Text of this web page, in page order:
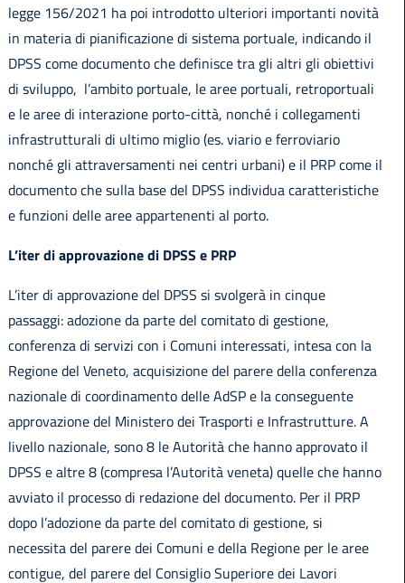
legge 156/2021 ha poi introdotto ulteriori importanti novità
in materia di pianificazione di sistema portuale, indicando il
DPSS come documento che definisce tra gli altri gli obiettivi
di sviluppo, l’ambito portuale, le aree portuali, retroportuali
e le aree di interazione porto-città, nonché i collegamenti
infrastrutturali di ultimo miglio (es. viario e ferroviario
nonché gli attraversamenti nei centri urbani) e il PRP come il
documento che sulla base del DPSS individua caratteristiche
e funzioni delle aree appartenenti al porto.
L’iter di approvazione di DPSS e PRP
L’iter di approvazione del DPSS si svolgerà in cinque
passaggi: adozione da parte del comitato di gestione,
conferenza di servizi con i Comuni interessati, intesa con la
Regione del Veneto, acquisizione del parere della conferenza
nazionale di coordinamento delle AdSP e la conseguente
approvazione del Ministero dei Trasporti e Infrastrutture. A
livello nazionale, sono 8 le Autorità che hanno approvato il
DPSS e altre 8 (compresa l’Autorità veneta) quelle che hanno
avviato il processo di redazione del documento. Per il PRP
dopo l’adozione da parte del comitato di gestione, si
necessita del parere dei Comuni e della Regione per le aree
contigue, del parere del Consiglio Superiore dei Lavori